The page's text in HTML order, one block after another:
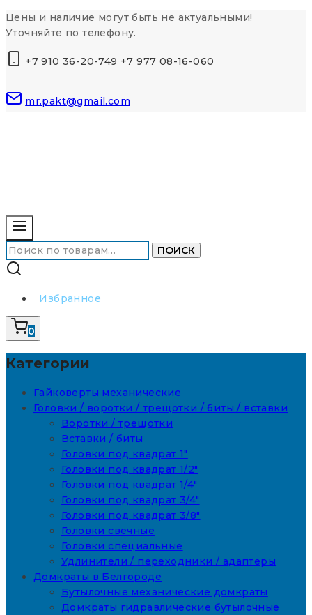
Перейти
к
Цены и наличие могут быть не актуальными!
Уточняйте по телефону.
+7 910 36-20-749 +7 977 08-16-060
mr.pakt@gmail.com
Искать: ПОИСК
Избранное
0
Категории
Гайковерты механические
Головки / воротки / трещотки / биты / вставки
Воротки / трещотки
Вставки / биты
Головки под квадрат 1"
Головки под квадрат 1/2"
Головки под квадрат 1/4"
Головки под квадрат 3/4"
Головки под квадрат 3/8"
Головки свечные
Головки специальные
Удлинители / переходники / адаптеры
Домкраты в Белгороде
Бутылочные механические домкраты
Домкраты гидравлические бутылочные